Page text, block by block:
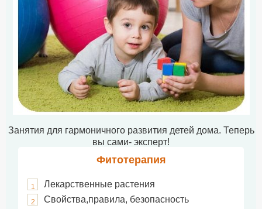
Занятия для гармоничного развития детей дома. Теперь
вы сами- эксперт!
Фитотерапия
1 Лекарственные растения
2 Свойства,правила, безопасность